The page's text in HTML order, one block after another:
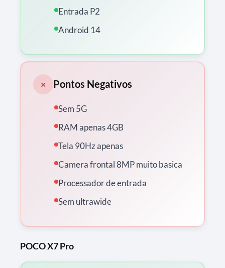
Entrada P2
Android 14
× Pontos Negativos
Sem 5G
RAM apenas 4GB
Tela 90Hz apenas
Camera frontal 8MP muito basica
Processador de entrada
Sem ultrawide
POCO X7 Pro